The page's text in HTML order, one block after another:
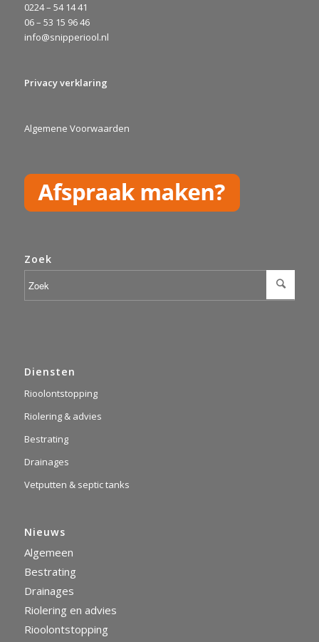
0224 – 54 14 41
06 – 53 15 96 46
info@snipperiool.nl
Privacy verklaring
Algemene Voorwaarden
Zoek
Diensten
Rioolontstopping
Riolering & advies
Bestrating
Drainages
Vetputten & septic tanks
Nieuws
Algemeen
Bestrating
Drainages
Riolering en advies
Rioolontstopping